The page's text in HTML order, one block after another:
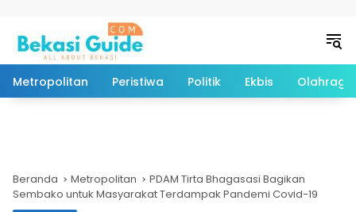
Metropolitan Peristiwa Politik Ekbis Olahraga
Beranda Metropolitan
PDAM Tirta Bhagasasi Bagikan
Sembako untuk Masyarakat Terdampak Pandemi Covid-19